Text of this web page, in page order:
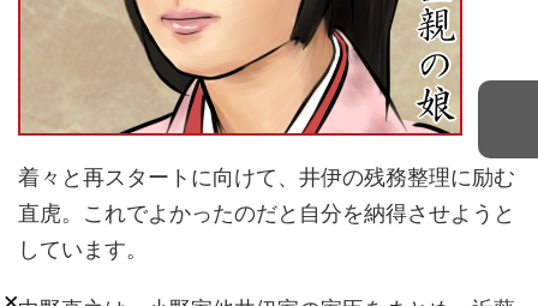
着々と再スタートに向けて、井伊の残務整理に励む
直虎。これでよかったのだと自分を納得させようと
しています。